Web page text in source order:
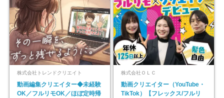
株式会社トレンドクリエイト
動画編集クリエイター◆未経験
OK／フルリモOK／ほぼ定時帰
株式会社ＯＬＣ
動画クリエイター（YouTube・
TikTok）【フレックス/フルリ